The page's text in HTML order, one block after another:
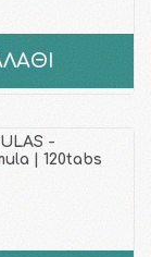
-
| 120tabs